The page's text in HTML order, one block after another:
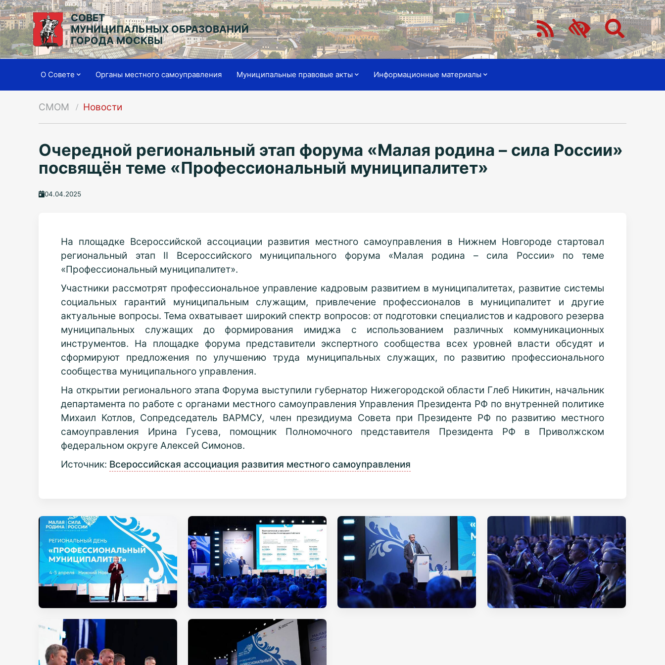
СОВЕТ
МУНИЦИПАЛЬНЫХ ОБРАЗОВАНИЙ
ГОРОДА МОСКВЫ
О Совете Органы местного самоуправления Муниципальные правовые акты Информационные материалы
СМОМ Новости
Очередной региональный этап форума «Малая родина – сила России»
посвящён теме «Профессиональный муниципалитет»
04.04.2025
На площадке Всероссийской ассоциации развития местного самоуправления в Нижнем Новгороде стартовал
региональный этап II Всероссийского муниципального форума «Малая родина – сила России» по теме
«Профессиональный муниципалитет».
Участники рассмотрят профессиональное управление кадровым развитием в муниципалитетах, развитие системы
социальных гарантий муниципальным служащим, привлечение профессионалов в муниципалитет и другие
актуальные вопросы. Тема охватывает широкий спектр вопросов: от подготовки специалистов и кадрового резерва
муниципальных служащих до формирования имиджа с использованием различных коммуникационных
инструментов. На площадке форума представители экспертного сообщества всех уровней власти обсудят и
сформируют предложения по улучшению труда муниципальных служащих, по развитию профессионального
сообщества муниципального управления.
На открытии регионального этапа Форума выступили губернатор Нижегородской области Глеб Никитин, начальник
департамента по работе с органами местного самоуправления Управления Президента РФ по внутренней политике
Михаил Котлов, Сопредседатель ВАРМСУ, член президиума Совета при Президенте РФ по развитию местного
самоуправления Ирина Гусева, помощник Полномочного представителя Президента РФ в Приволжском
федеральном округе Алексей Симонов.
Источник: Всероссийская ассоциация развития местного самоуправления